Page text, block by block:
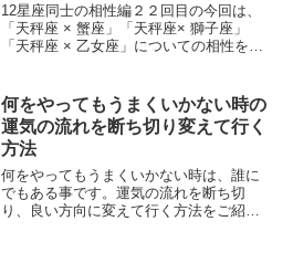
12星座同士の相性編２２回目の今回は、
「天秤座 × 蟹座」「天秤座× 獅子座」
「天秤座 × 乙女座」についての相性をお
何をやってもうまくいかない時の
運気の流れを断ち切り変えて行く
方法
何をやってもうまくいかない時は、誰に
でもある事です。運気の流れを断ち切
り、良い方向に変えて行く方法をご紹介